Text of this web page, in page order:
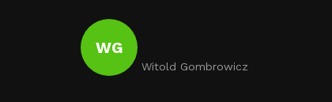
WG
Witold Gombrowicz